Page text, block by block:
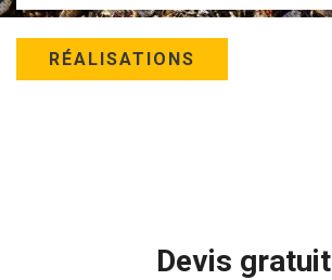
RÉALISATIONS
Devis gratuit